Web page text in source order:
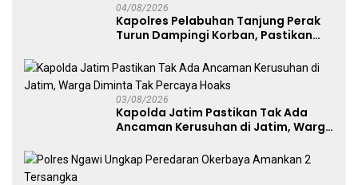
04/08/2026
Kapolres Pelabuhan Tanjung Perak
Turun Dampingi Korban, Pastikan
Sentosa 2 Berjalan Maksimal
03/08/2026
Kapolda Jatim Pastikan Tak Ada
Ancaman Kerusuhan di Jatim, Warga